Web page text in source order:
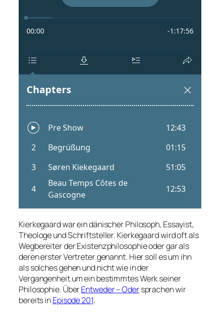
Kierkegaard war ein dänischer Philosoph, Essayist,
Theologe und Schriftsteller. Kierkegaard wird oft als
Wegbereiter der Existenzphilosophie oder gar als
deren erster Vertreter genannt. Hier soll es um ihn
als solches gehen und nicht wie in der
Vergangenheit um ein bestimmtes Werk seiner
Philosophie. ÜberEntweder – Odersprachen wir
bereits inEpisode 201.